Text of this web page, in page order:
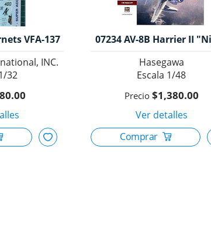
VFA-137
SuperScale
INC. 2INC.
32
07234 AV-8B Harrier II
Attack", 1/48,
Hasegawa
1/48
$1,380.00